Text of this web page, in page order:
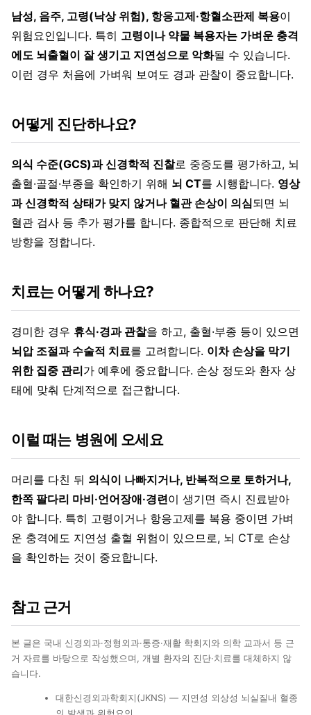
남성, 음주, 고령(낙상 위험), 항응고제·항혈소판제 복용이
위험요인입니다. 특히 고령이나 약물 복용자는 가벼운 충격
에도 뇌출혈이 잘 생기고 지연성으로 악화될 수 있습니다.
이런 경우 처음에 가벼워 보여도 경과 관찰이 중요합니다.
어떻게 진단하나요?
의식 수준(GCS)과 신경학적 진찰로 중증도를 평가하고, 뇌
출혈·골절·부종을 확인하기 위해 뇌 CT를 시행합니다. 영상
과 신경학적 상태가 맞지 않거나 혈관 손상이 의심되면 뇌
혈관 검사 등 추가 평가를 합니다. 종합적으로 판단해 치료
방향을 정합니다.
치료는 어떻게 하나요?
경미한 경우 휴식·경과 관찰을 하고, 출혈·부종 등이 있으면
뇌압 조절과 수술적 치료를 고려합니다. 이차 손상을 막기
위한 집중 관리가 예후에 중요합니다. 손상 정도와 환자 상
태에 맞춰 단계적으로 접근합니다.
이럴 때는 병원에 오세요
머리를 다친 뒤 의식이 나빠지거나, 반복적으로 토하거나,
한쪽 팔다리 마비·언어장애·경련이 생기면 즉시 진료받아
야 합니다. 특히 고령이거나 항응고제를 복용 중이면 가벼
운 충격에도 지연성 출혈 위험이 있으므로, 뇌 CT로 손상
을 확인하는 것이 중요합니다.
참고 근거
본 글은 국내 신경외과·정형외과·통증·재활 학회지와 의학 교과서 등 근
거 자료를 바탕으로 작성했으며, 개별 환자의 진단·치료를 대체하지 않
습니다.
대한신경외과학회지(JKNS) — 지연성 외상성 뇌실질내 혈종
의 발생과 위험요인